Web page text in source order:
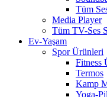
Tüm
Media Player
Tüm TV-Ses
Ev-Yaşam
Spor Ürünleri
Fitness
Termos
Kamp
Yoga-